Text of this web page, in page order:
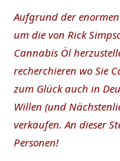
Aufgrund der
um die von Rick
Cannabis Öl
recherchieren wo Sie
zum Glück auch in
Willen (und
verkaufen. An dieser
Personen!